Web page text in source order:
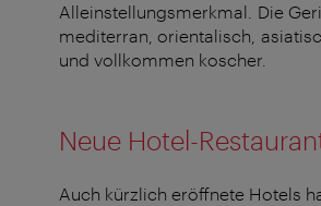
Alleinstellungsmerkmal. Die
mediterran, orientalisch,
und vollkommen koscher.
Neue Hotel-
Auch kürzlich eröffnete Hotels